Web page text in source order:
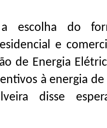
escolha do
e
de Energia
à energia
disse